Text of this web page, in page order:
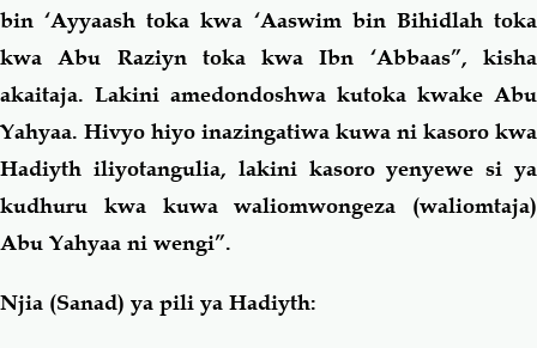
bin ‘Ayyaash toka kwa ‘Aaswim bin Bihidlah toka
kwa Abu Raziyn toka kwa Ibn ‘Abbaas”, kisha
akaitaja. Lakini amedondoshwa kutoka kwake Abu
Yahyaa. Hivyo hiyo inazingatiwa kuwa ni kasoro kwa
Hadiyth iliyotangulia, lakini kasoro yenyewe si ya
kudhuru kwa kuwa waliomwongeza (waliomtaja)
Abu Yahyaa ni wengi”.
Njia (Sanad) ya pili ya Hadiyth: